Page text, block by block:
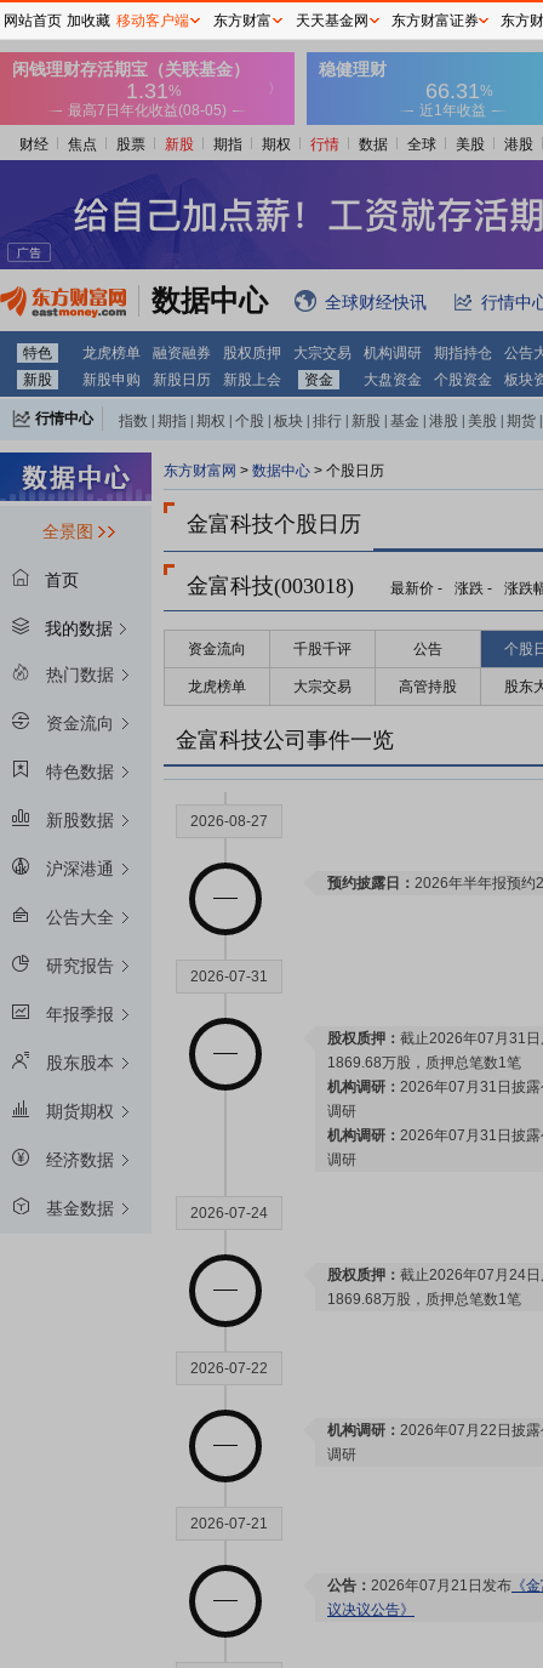
财经 焦点 股票 新股 期指 期权 行情 数据 全球 美股 港股
数据中心 全球财经快讯 行情中
特色 龙虎榜单 融资融券 股权质押 大宗交易 机构调研 期指持仓
公告
新股
新股申购 新股日历 新股上会 资金 大盘资金 个股资金 板块
行情中心 指数 期指 期权 个股 板块 排行 新股 基金 港股 美股 期货
全景图
首页
我的数据
热门数据
资金流向
特色数据
新股数据
沪深港通
公告大全
研究报告
年报季报
股东股本
期货期权
经济数据
基金数据
东方财富网 > 数据中心 > 个股日历
金富科技个股日历
金富科技(003018) 最新价 - 涨跌 - 涨跌
资金流向 千股千评 公告 个股
龙虎榜单 大宗交易 高管持股 股东
金富科技公司事件一览
2029-06-18
限售解禁日：2029年06月18日
2028-06-19
2027-06-17
限售解禁日：
2026-08-27
预约披露日： 2026年半年报预约
2026-07-31
股权质押： 截止2026年07月31
1869.68万股，质押总笔数1笔
机构调研： 2026年07月31日披
调研
机构调研： 2026年07月31日披
调研
2026-07-24
股权质押： 截止2026年07月24
1869.68万股，质押总笔数1笔
2026-07-22
机构调研： 2026年07月22日披
调研
2026-07-21
公告： 2026年07月21日发布 《
议决议公告》
网站首页 加收藏 移动客户端 东方财富 天天基金网 东方财富证券 东方